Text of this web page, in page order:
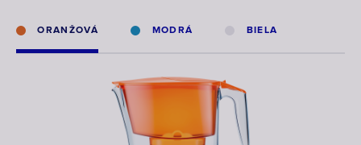
ORANŽOVÁ MODRÁ BIELA